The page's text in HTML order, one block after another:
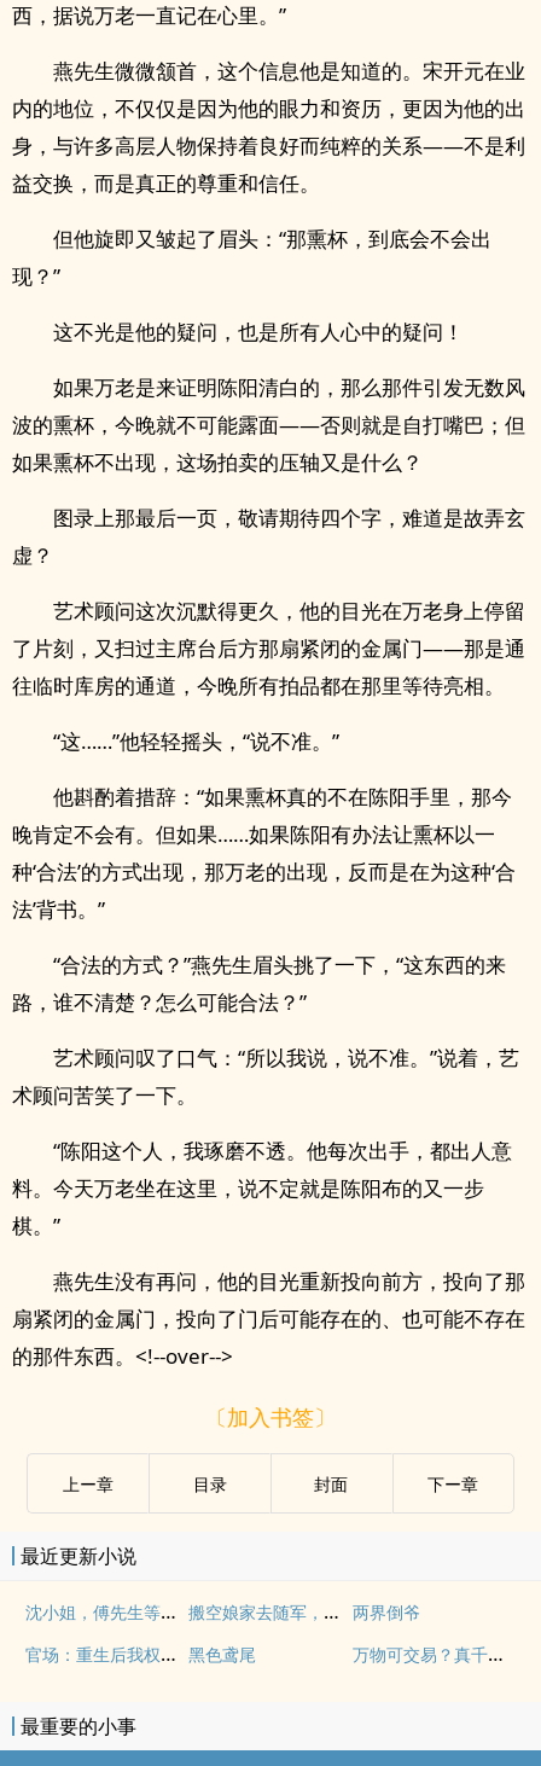
西，据说万老一直记在心里。”
燕先生微微颔首，这个信息他是知道的。宋开元在业
内的地位，不仅仅是因为他的眼力和资历，更因为他的出
身，与许多高层人物保持着良好而纯粹的关系——不是利
益交换，而是真正的尊重和信任。
但他旋即又皱起了眉头：“那熏杯，到底会不会出
现？”
这不光是他的疑问，也是所有人心中的疑问！
如果万老是来证明陈阳清白的，那么那件引发无数风
波的熏杯，今晚就不可能露面——否则就是自打嘴巴；但
如果熏杯不出现，这场拍卖的压轴又是什么？
图录上那最后一页，敬请期待四个字，难道是故弄玄
虚？
艺术顾问这次沉默得更久，他的目光在万老身上停留
了片刻，又扫过主席台后方那扇紧闭的金属门——那是通
往临时库房的通道，今晚所有拍品都在那里等待亮相。
“这……”他轻轻摇头，“说不准。”
他斟酌着措辞：“如果熏杯真的不在陈阳手里，那今
晚肯定不会有。但如果……如果陈阳有办法让熏杯以一
种‘合法’的方式出现，那万老的出现，反而是在为这种‘合
法’背书。”
“合法的方式？”燕先生眉头挑了一下，“这东西的来
路，谁不清楚？怎么可能合法？”
艺术顾问叹了口气：“所以我说，说不准。”说着，艺
术顾问苦笑了一下。
“陈阳这个人，我琢磨不透。他每次出手，都出人意
料。今天万老坐在这里，说不定就是陈阳布的又一步
棋。”
燕先生没有再问，他的目光重新投向前方，投向了那
扇紧闭的金属门，投向了门后可能存在的、也可能不存在
的那件东西。<!--over-->
〔加入书签〕
上ー章 目录 封面 下ー章
最近更新小说
沈小姐，傅先生等你三年了 搬空娘家去随军，禁欲大佬破戒了 两界倒爷
官场：重生后我权势滔天 黑色鸢尾 万物可交易？真千金掌生死断祸福
最重要的小事